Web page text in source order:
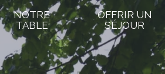
NOTRE
TABLE
OFFRIR UN
SÉJOUR